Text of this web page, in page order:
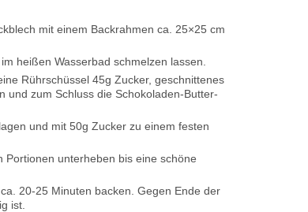
mit einem Backrahmen ca. 25×25 cm
heißen Wasserbad schmelzen lassen.
Rührschüssel 45g Zucker, geschnittenes
und zum Schluss die Schokoladen-Butter-
und mit 50g Zucker zu einem festen
unterheben bis eine schöne
20-25 Minuten backen. Gegen Ende der
ist.